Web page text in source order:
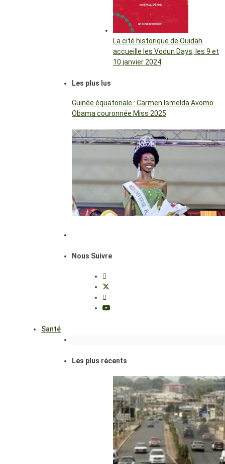
La cité historique de Ouidah
accueille les Vodun Days, les 9 et
10 janvier 2024
Les plus lus
Guinée équatoriale : Carmen Ismelda Avomo
Obama couronnée Miss 2025
Nous Suivre
Santé
Les plus récents